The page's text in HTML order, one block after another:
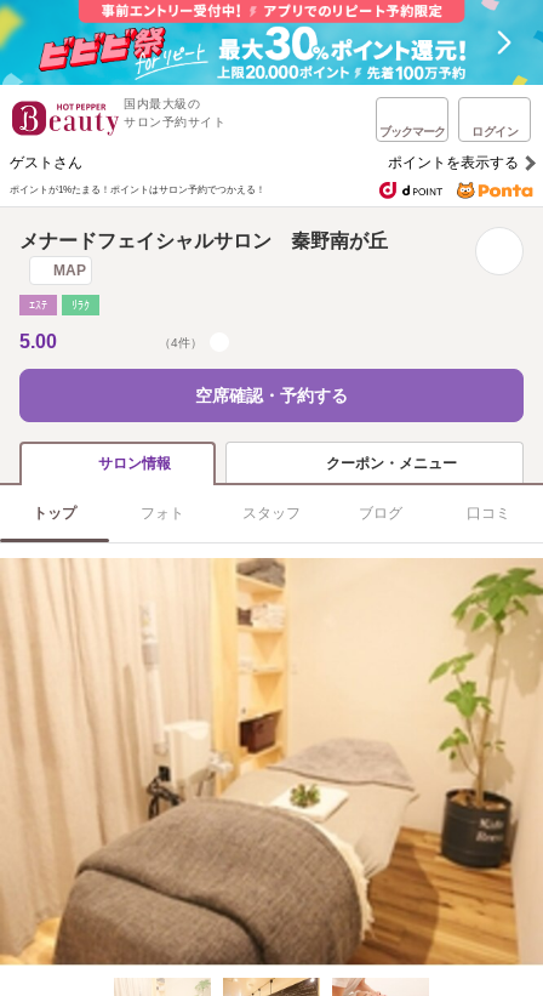
国内最大級の
サロン予約サイト
ブックマーク ログイン
ゲストさん ポイントを表示する
ポイントが1%たまる！ ポイントはサロン予約でつかえる！
メナードフェイシャルサロン 秦野南が丘
MAP
ｴｽﾃ ﾘﾗｸ
5.00 （4件）
空席確認・予約する
サロン情報 クーポン・メニュー
トップ フォト スタッフ ブログ 口コミ